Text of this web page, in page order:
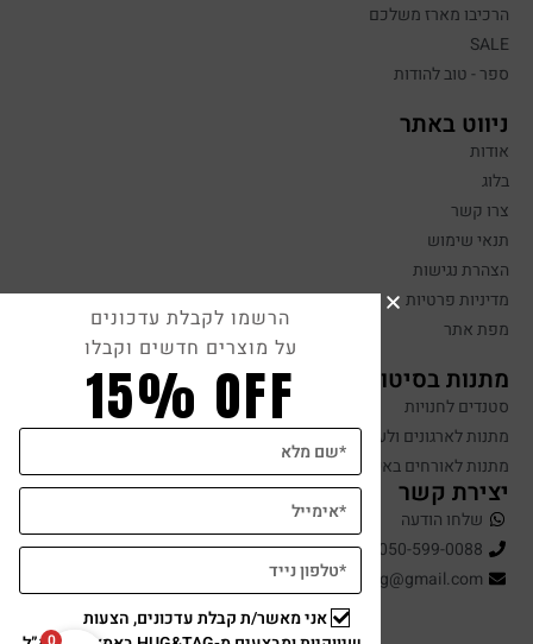
הרכיבו מארז משלכם
SALE
ספר - טוב להודות
ניווט באתר
אודות
בלוג
צרו קשר
תנאי שימוש
הצהרת נגישות
מדיניות פרטיות
מפת אתר
מתנות בסיטונאות
סטנדים לחנויות
מתנות לארגונים ולעובדים
מתנות לאורחים באירועים
יצירת קשר
שלחו הודעה
050-599-0088
hugandtag@gmail.com
הרשמו לקבלת עדכונים
על מוצרים חדשים וקבלו
15% OFF
אני מאשר/ת קבלת עדכונים, הצעות